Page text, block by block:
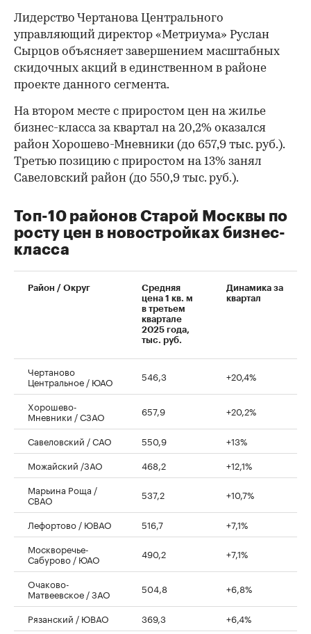
Лидерство Чертанова Центрального
управляющий директор «Метриума» Руслан
Сырцов объясняет завершением масштабных
скидочных акций в единственном в районе
проекте данного сегмента.
На втором месте с приростом цен на жилье
бизнес-класса за квартал на 20,2% оказался
район Хорошево-Мневники (до 657,9 тыс. руб.).
Третью позицию с приростом на 13% занял
Савеловский район (до 550,9 тыс. руб.).
Топ-10 районов Старой Москвы по
росту цен в новостройках бизнес-
класса
Район / Округ
Средняя
цена 1 кв. м
в третьем
квартале
2025 года,
тыс. руб.
Динамика за
квартал
Чертаново
Центральное / ЮАО 546,3 +20,4%
Хорошево-
Мневники / СЗАО 657,9 +20,2%
Савеловский / САО 550,9
+13%
Можайский /ЗАО
468,2
+12,1%
Марьина Роща /
СВАО 537,2 +10,7%
Лефортово / ЮВАО 516,7
+7,1%
Москворечье-
Сабурово / ЮАО 490,2 +7,1%
Очаково-
Матвеевское / ЗАО 504,8 +6,8%
Рязанский / ЮВАО 369,3
+6,4%